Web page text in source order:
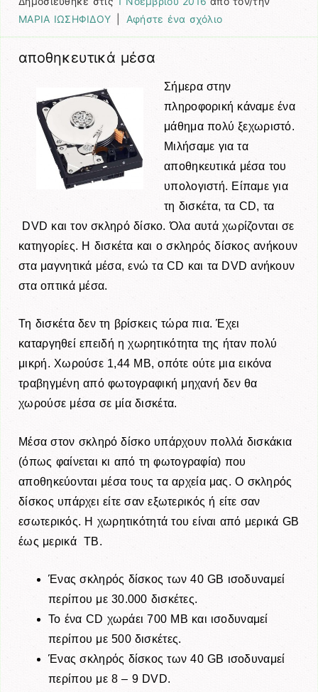
ΜΑΡΙΑ ΙΩΣΗΦΙΔΟΥ
Αφήστε ένα σχόλιο
αποθηκευτικά μέσα
Σήμερα στην
πληροφορική κάναμε ένα
μάθημα πολύ ξεχωριστό.
Μιλήσαμε για τα
αποθηκευτικά μέσα του
υπολογιστή. Είπαμε για
τη δισκέτα, τα CD, τα
DVD και τον σκληρό δίσκο. Όλα αυτά χωρίζονται σε
κατηγορίες. Η δισκέτα και ο σκληρός δίσκος ανήκουν
στα μαγνητικά μέσα, ενώ τα CD και τα DVD ανήκουν
στα οπτικά μέσα.
Τη δισκέτα δεν τη βρίσκεις τώρα πια. Έχει
καταργηθεί επειδή η χωρητικότητα της ήταν πολύ
μικρή. Χωρούσε 1,44 ΜΒ, οπότε ούτε μια εικόνα
τραβηγμένη από φωτογραφική μηχανή δεν θα
χωρούσε μέσα σε μία δισκέτα.
Μέσα στον σκληρό δίσκο υπάρχουν πολλά δισκάκια
(όπως φαίνεται κι από τη φωτογραφία) που
αποθηκεύονται μέσα τους τα αρχεία μας. Ο σκληρός
δίσκος υπάρχει είτε σαν εξωτερικός ή είτε σαν
εσωτερικός. Η χωρητικότητά του είναι από μερικά GB
έως μερικά TB.
Ένας σκληρός δίσκος των 40 GB ισοδυναμεί
περίπου με 30.000 δισκέτες.
Το ένα CD χωράει 700 MB και ισοδυναμεί
περίπου με 500 δισκέτες.
Ένας σκληρός δίσκος των 40 GB ισοδυναμεί
περίπου με 8 – 9 DVD.